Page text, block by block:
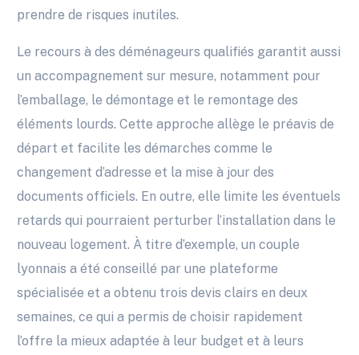
prendre de risques inutiles.
Le recours à des déménageurs qualifiés garantit aussi
un accompagnement sur mesure, notamment pour
l’emballage, le démontage et le remontage des
éléments lourds. Cette approche allège le préavis de
départ et facilite les démarches comme le
changement d’adresse et la mise à jour des
documents officiels. En outre, elle limite les éventuels
retards qui pourraient perturber l’installation dans le
nouveau logement. À titre d’exemple, un couple
lyonnais a été conseillé par une plateforme
spécialisée et a obtenu trois devis clairs en deux
semaines, ce qui a permis de choisir rapidement
l’offre la mieux adaptée à leur budget et à leurs